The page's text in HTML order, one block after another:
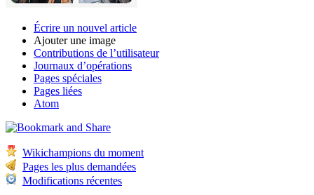
Écrire un nouvel article
Ajouter une image
Contributions de l’utilisateur
Journaux d’opérations
Pages spéciales
Pages liées
Atom
Wikichampions du moment
Pages les plus demandées
Modifications récentes